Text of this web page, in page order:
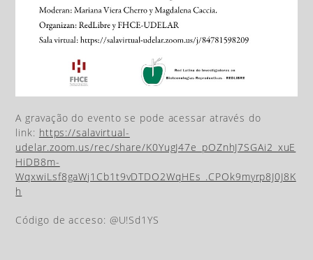
A gravação do evento se pode acessar através do
link: https://salavirtual-
udelar.zoom.us/rec/share/K0YugJ47e_pOZnhJ7SGAi2_xuE
HiDB8m-
WqxwiLsf8gaWj1Cb1t9vDTDO2WqHEs_.CPOk9myrp8J0J8K
h
Código de acceso: @U!Sd1YS